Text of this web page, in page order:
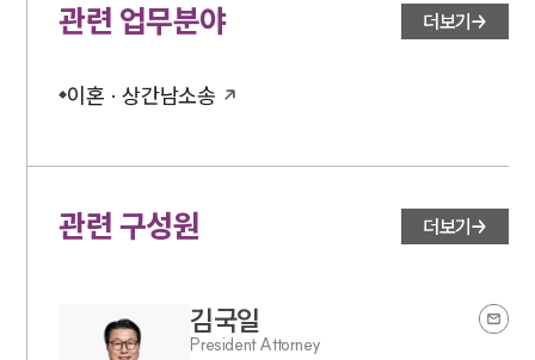
대륜법률상담예약
관련 업무분야 더보기
이혼 · 상간남소송
관련 구성원 더보기
김국일
President Attorney